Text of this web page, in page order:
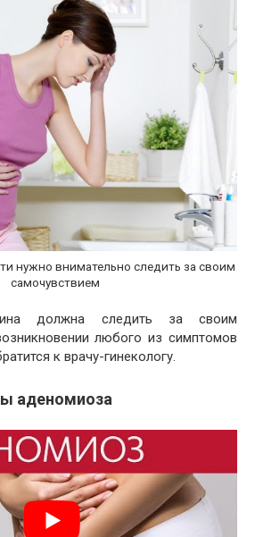
нужно внимательно следить за своим
самочувствием
должна следить за своим
любого из симптомов
к врачу-гинекологу.
аденомиоза